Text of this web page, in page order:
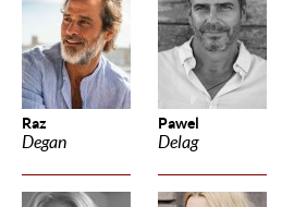
Raz
Degan
Pawel
Delag